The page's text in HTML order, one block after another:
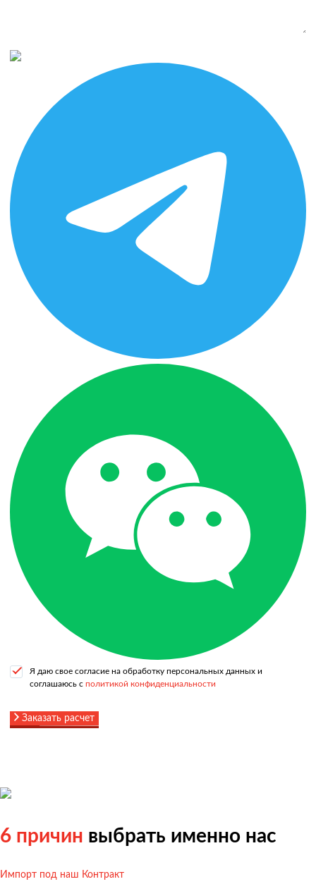
Я даю свое согласие на обработку персональных данных и
соглашаюсь с политикой конфиденциальности
Заказать расчет
6 причин выбрать именно нас
Импорт под наш Контракт